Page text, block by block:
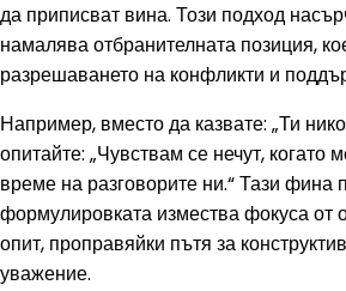
да приписват вина. Този подход
намалява отбранителната позиция,
разрешаването на конфликти и
Например, вместо да казвате: „Ти
опитайте: „Чувствам се нечут, когато
време на разговорите ни.“ Тази фина
формулировката измества фокуса от
опит, проправяйки пътя за
уважение.